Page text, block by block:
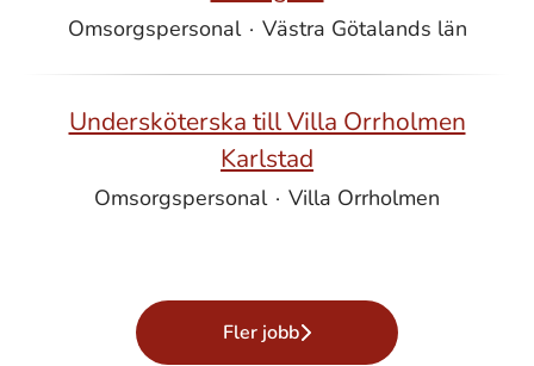
Omsorgspersonal · Västra Götalands län
Undersköterska till Villa Orrholmen
Karlstad
Omsorgspersonal · Villa Orrholmen
Fler jobb